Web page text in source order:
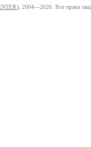
), 2004—2026. Все права